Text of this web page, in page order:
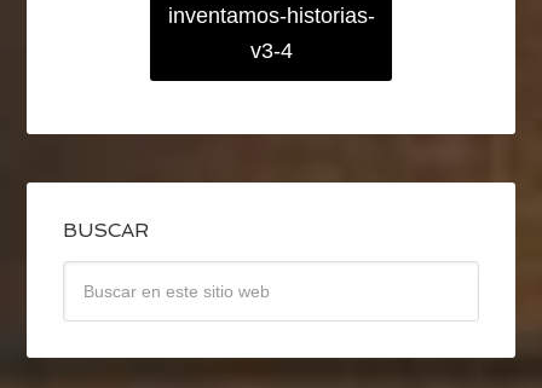
inventamos-historias-
v3-4
BUSCAR